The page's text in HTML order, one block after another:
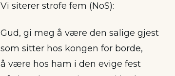
Vi siterer strofe fem (NoS):
Gud, gi meg å være den salige gjest
som sitter hos kongen for borde,
å være hos ham i den evige fest